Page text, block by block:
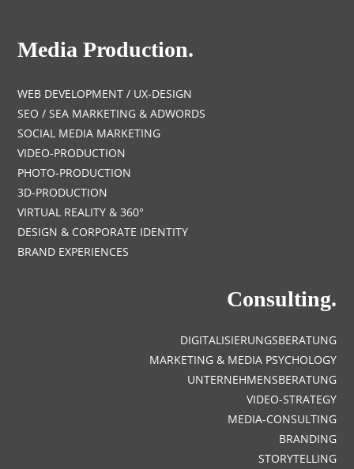
Media Production.
WEB DEVELOPMENT / UX-DESIGN
SEO / SEA MARKETING & ADWORDS
SOCIAL MEDIA MARKETING
VIDEO-PRODUCTION
PHOTO-PRODUCTION
3D-PRODUCTION
VIRTUAL REALITY & 360°
DESIGN & CORPORATE IDENTITY
BRAND EXPERIENCES
Consulting.
DIGITALISIERUNGSBERATUNG
MARKETING & MEDIA PSYCHOLOGY
UNTERNEHMENSBERATUNG
VIDEO-STRATEGY
MEDIA-CONSULTING
BRANDING
STORYTELLING